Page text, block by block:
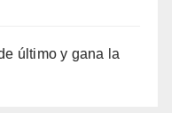
último y gana la